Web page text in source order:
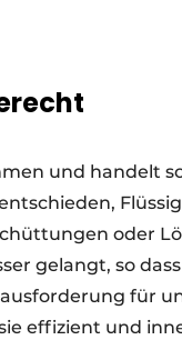
und handelt
oder
gelangt, so
für
effizient und